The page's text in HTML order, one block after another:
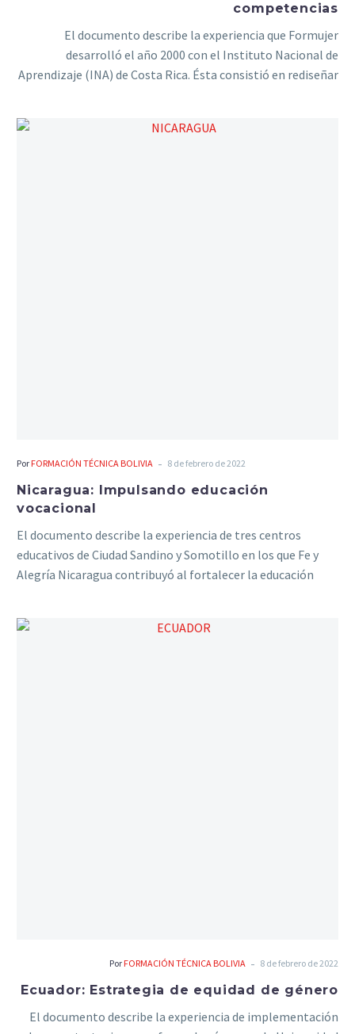
competencias
El documento describe la experiencia que Formujer
desarrolló el año 2000 con el Instituto Nacional de
Aprendizaje (INA) de Costa Rica. Ésta consistió en rediseñar
aprobada por sector empresarial del rubro.
Por FORMACIÓN TÉCNICA BOLIVIA - 8 de febrero de 2022
Nicaragua: Impulsando educación
vocacional
El documento describe la experiencia de tres centros
educativos de Ciudad Sandino y Somotillo en los que Fe y
Alegría Nicaragua contribuyó al fortalecer la educación
género en la oferta educativa.
Por FORMACIÓN TÉCNICA BOLIVIA - 8 de febrero de 2022
Ecuador: Estrategia de equidad de género
El documento describe la experiencia de implementación